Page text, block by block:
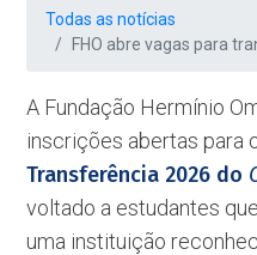
Todas as notícias
FHO abre vagas para
A Fundação Hermínio
inscrições abertas para
Transferência 2026 do
voltado a estudantes
uma instituição